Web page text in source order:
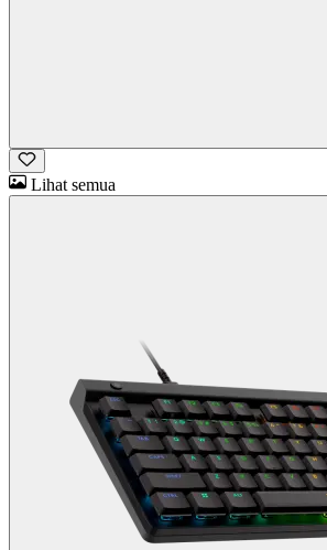
Lihat semua